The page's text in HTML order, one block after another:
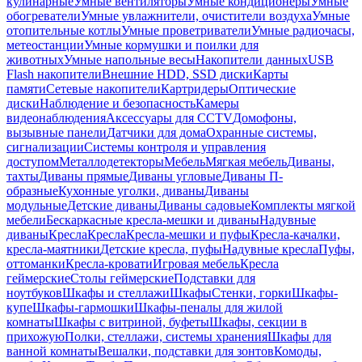
обогревателиУмные увлажнители, очистители воздухаУмные
отопительные котлыУмные проветривателиУмные радиочасы,
метеостанцииУмные кормушки и поилки для
животныхУмные напольные весыНакопители данныхUSB
Flash накопителиВнешние HDD, SSD дискиКарты
памятиСетевые накопителиКартридерыОптические
дискиНаблюдение и безопасностьКамеры
видеонаблюденияАксессуары для CCTVДомофоны,
вызывные панелиДатчики для домаОхранные системы,
сигнализацииСистемы контроля и управления
доступомМеталлодетекторыМебельМягкая мебельДиваны,
тахтыДиваны прямыеДиваны угловыеДиваны П-
образныеКухонные уголки, диваныДиваны
модульныеДетские диваныДиваны садовыеКомплекты мягкой
мебелиБескаркасные кресла-мешки и диваныНадувные
диваныКреслаКреслаКресла-мешки и пуфыКресла-качалки,
кресла-маятникиДетские кресла, пуфыНадувные креслаПуфы,
оттоманкиКресла-кроватиИгровая мебельКресла
геймерскиеСтолы геймерскиеПодставки для
ноутбуковШкафы и стеллажиШкафыСтенки, горкиШкафы-
купеШкафы-гармошкиШкафы-пеналы для жилой
комнатыШкафы с витриной, буфетыШкафы, секции в
прихожуюПолки, стеллажи, системы храненияШкафы для
ванной комнатыВешалки, подставки для зонтовКомоды,